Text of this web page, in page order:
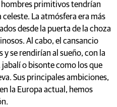
hombres primitivos tendrían
La atmósfera era más
desde la puerta de la choza
Al cabo, el cansancio
se rendirían al sueño, con la
o bisonte como los que
Sus principales ambiciones,
la Europa actual, hemos